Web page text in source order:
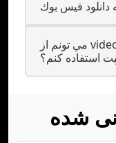
مي تونم از video دانلودر فيسبوک از يه
استفاده کنم؟
شده